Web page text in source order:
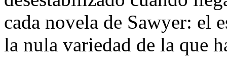
cada novela de Sawyer: el
la nula variedad de la que